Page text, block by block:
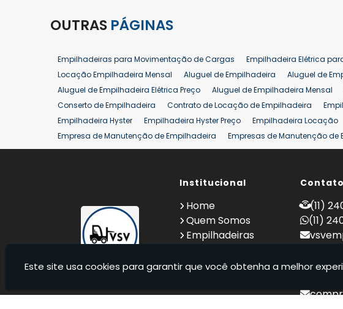
OUTRAS PÁGINAS
Empilhadeiras para Movimentação de Cargas Empilhadeira Elétrica
Locação Empilhadeira Mensal
Aluguel de Empilhadeira Aluguel de
Aluguel de Empilhadeira Elétrica Preço
Aluguel de Empilhadeira Mensal
Conserto de Empilhadeira
Contrato de Locação de Empilhadeira
Empilhadeira Hyster
Empilhadeira Hyster Preço Empilhadeira Locação
Empresa de Manutenção de Empilhadeira
Empresas de Manutenção de
Locação Empilhadeira Hyster
Locação Empilhadeira para
Comprar Empilhadeira Comprar
Locação de Empilhadeira 25 ton
Comprar Empilhadeira 25 ton
Institucional
Home
Quem Somos
Empilhadeiras
Informações
Contato
(11)
(11)
Este site usa cookies para garantir que você obtenha a melhor